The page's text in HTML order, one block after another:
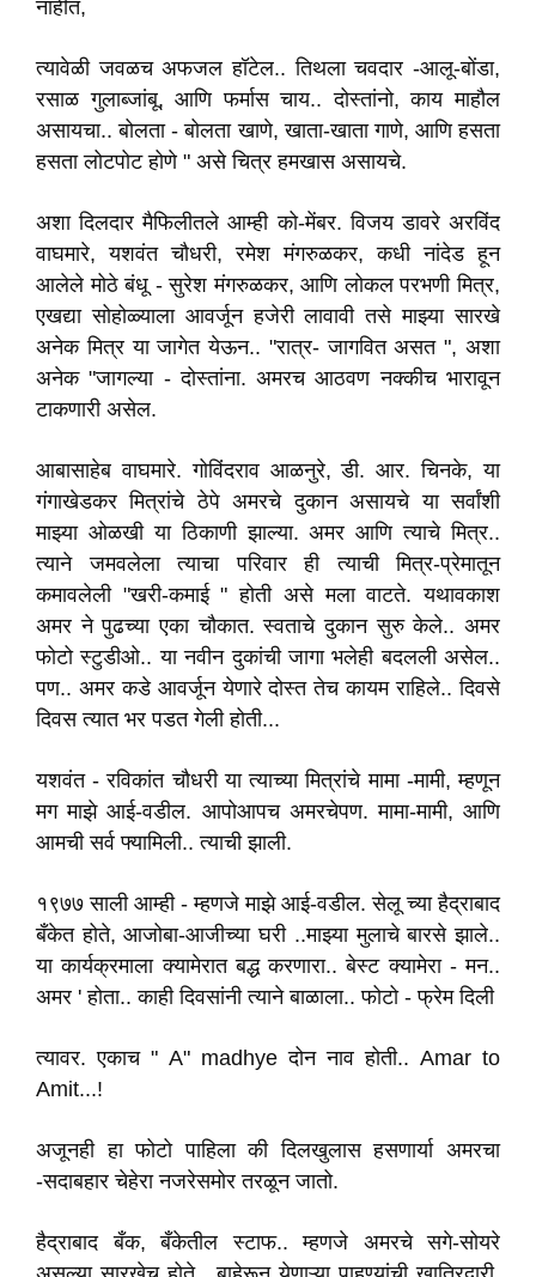
नाहीत,
त्यावेळी जवळच अफजल हॉटेल.. तिथला चवदार -आलू-बोंडा,
रसाळ गुलाब्जांबू,आणि फर्मास चाय.. दोस्तांनो,काय माहौल
असायचा.. बोलता - बोलता खाणे,खाता-खाता गाणे, आणि हसता
हसता लोटपोट होणे " असे चित्र हमखास असायचे.
अशा दिलदार मैफिलीतले आम्ही को-मेंबर.विजय डावरे अरविंद
वाघमारे,यशवंत चौधरी,रमेश मंगरुळकर,कधी नांदेड हून
आलेले मोठे बंधू - सुरेश मंगरुळकर,आणि लोकल परभणी मित्र,
एखद्या सोहोळ्याला आवर्जून हजेरी लावावी तसे माझ्या सारखे
अनेक मित्र या जागेत येऊन.. "रात्र- जागवित असत ",अशा
अनेक "जागल्या - दोस्तांना.अमरच आठवण नक्कीच भारावून
टाकणारी असेल.
आबासाहेब वाघमारे.गोविंदराव आळनुरे,डी. आर. चिनके,या
गंगाखेडकर मित्रांचे ठेपे अमरचे दुकान असायचे या सर्वांशी
माझ्या ओळखी या ठिकाणी झाल्या. अमर आणि त्याचे मित्र..
त्याने जमवलेला त्याचा परिवार ही त्याची मित्र-प्रेमातून
कमावलेली "खरी-कमाई " होती असे मला वाटते.यथावकाश
अमर ने पुढच्या एका चौकात.स्वताचे दुकान सुरु केले.. अमर
फोटो स्टुडीओ.. या नवीन दुकांची जागा भलेही बदलली असेल..
पण.. अमर कडे आवर्जून येणारे दोस्त तेच कायम राहिले.. दिवसे
दिवस त्यात भर पडत गेली होती...
यशवंत - रविकांत चौधरी या त्याच्या मित्रांचे मामा -मामी,म्हणून
मग माझे आई-वडील. आपोआपच अमरचेपण.मामा-मामी,आणि
आमची सर्व फ्यामिली.. त्याची झाली.
१९७७ साली आम्ही - म्हणजे माझे आई-वडील.सेलू च्या हैद्राबाद
बँकेत होते,आजोबा-आजीच्या घरी ..माझ्या मुलाचे बारसे झाले..
या कार्यक्रमाला क्यामेरात बद्ध करणारा.. बेस्ट क्यामेरा - मन..
अमर 'होता.. काही दिवसांनी त्याने बाळाला.. फोटो - फ्रेम दिली
त्यावर.एकाच " A" madhye दोन नाव होती.. Amar to
Amit...!
अजूनही हा फोटो पाहिला की दिलखुलास हसणार्या अमरचा
-सदाबहार चेहेरा नजरेसमोर तरळून जातो.
हैद्राबाद बँक,बँकेतील स्टाफ..
म्हणजे अमरचे सगे-सोयरे